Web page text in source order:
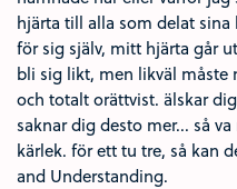
hjärta till alla som delat
för sig själv, mitt hjärta går
bli sig likt, men likväl måste
och totalt orättvist. älskar
saknar dig desto mer... så
kärlek. för ett tu tre, så kan
and Understanding.